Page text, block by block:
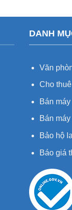
DANH
Văn
Cho
Bán
Bán máy
Bảo hộ
Báo giá